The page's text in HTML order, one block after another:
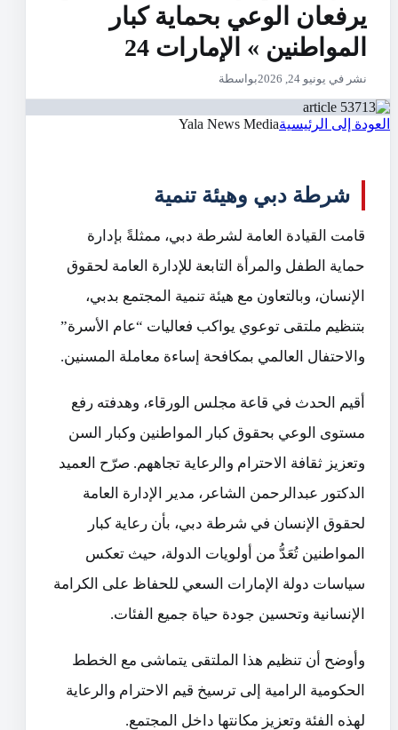
يرفعان الوعي بحماية كبار
المواطنين » الإمارات 24
نشر في يونيو 24, 2026 بواسطة
العودة إلى الرئيسيةYala News Media
شرطة دبي وهيئة تنمية
قامت القيادة العامة لشرطة دبي، ممثلةً بإدارة
حماية الطفل والمرأة التابعة للإدارة العامة لحقوق
الإنسان، وبالتعاون مع هيئة تنمية المجتمع بدبي،
بتنظيم ملتقى توعوي يواكب فعاليات “عام الأسرة”
والاحتفال العالمي بمكافحة إساءة معاملة المسنين.
أقيم الحدث في قاعة مجلس الورقاء، وهدفته رفع
مستوى الوعي بحقوق كبار المواطنين وكبار السن
وتعزيز ثقافة الاحترام والرعاية تجاههم. صرّح العميد
الدكتور عبدالرحمن الشاعر، مدير الإدارة العامة
لحقوق الإنسان في شرطة دبي، بأن رعاية كبار
المواطنين تُعَدُّ من أولويات الدولة، حيث تعكس
سياسات دولة الإمارات السعي للحفاظ على الكرامة
الإنسانية وتحسين جودة حياة جميع الفئات.
وأوضح أن تنظيم هذا الملتقى يتماشى مع الخطط
الحكومية الرامية إلى ترسيخ قيم الاحترام والرعاية
لهذه الفئة وتعزيز مكانتها داخل المجتمع.